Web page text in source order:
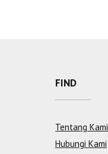
FIND
Tentang Kami
Hubungi Kami